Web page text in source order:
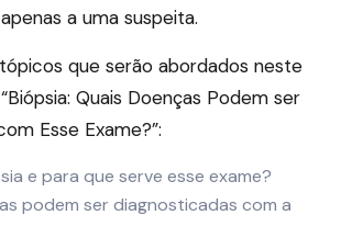
a uma suspeita.
que serão abordados neste
Quais Doenças Podem ser
Esse Exame?”:
e para que serve esse exame?
podem ser diagnosticadas com a